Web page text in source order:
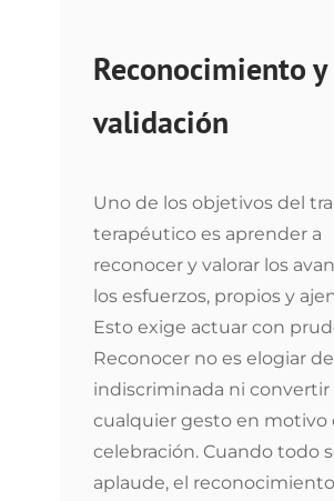
Reconocimiento y
validación
Uno de los objetivos del
terapéutico es aprender a
reconocer y valorar los
los esfuerzos, propios y
Esto exige actuar con
Reconocer no es elogiar
indiscriminada ni convertir
cualquier gesto en motivo
celebración. Cuando todo
aplaude, el